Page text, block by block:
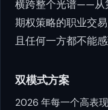
横跨整个光谱——从
期权策略的职业交
且任何一方都不能感
双模式方案
2026 年每一个高表